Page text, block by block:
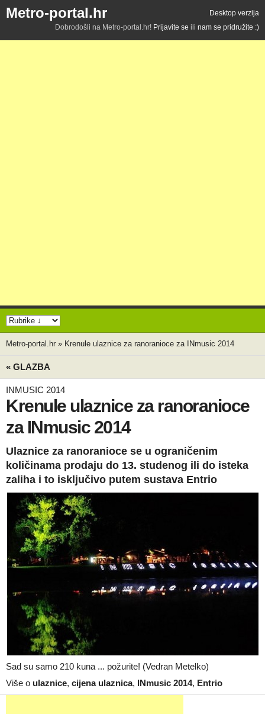
Metro-portal.hr
Desktop verzija
Dobrodošli na Metro-portal.hr! Prijavite se ili nam se pridružite :)
Metro-portal.hr » Krenule ulaznice za ranoranioce za INmusic 2014
« GLAZBA
INMUSIC 2014
Krenule ulaznice za ranoranioce
za INmusic 2014
Ulaznice za ranoranioce se u ograničenim
količinama prodaju do 13. studenog ili do isteka
zaliha i to isključivo putem sustava Entrio
Sad su samo 210 kuna ... požurite! (Vedran Metelko)
Više o ulaznice, cijena ulaznica, INmusic 2014, Entrio